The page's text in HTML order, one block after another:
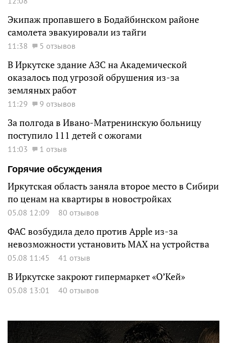
Экипаж пропавшего в Бодайбинском районе
самолета эвакуировали из тайги
11:38 5 отзывов
В Иркутске здание АЗС на Академической
оказалось под угрозой обрушения из-за
земляных работ
11:29 9 отзывов
За полгода в Ивано-Матренинскую больницу
поступило 111 детей с ожогами
11:03
1 отзыв
Горячие обсуждения
Иркутская область заняла второе место в Сибири
по ценам на квартиры в новостройках
05.08 12:09 80 отзывов
ФАС возбудила дело против Apple из-за
невозможности установить MAX на устройства
05.08 11:45 41 отзыв
В Иркутске закроют гипермаркет «О’Кей»
05.08 13:01 40 отзывов